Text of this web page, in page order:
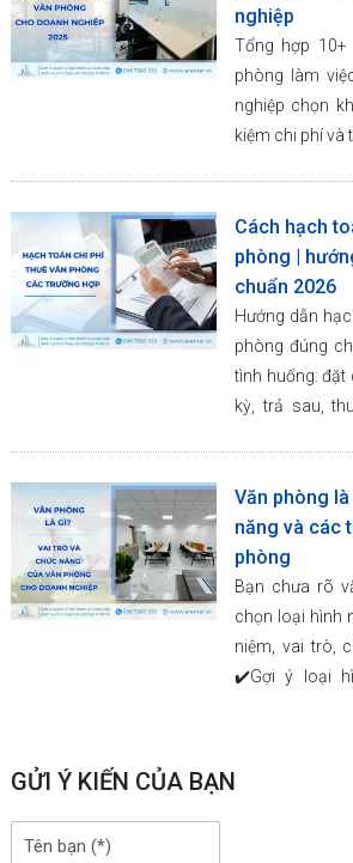
nghiệp
Tổng hợp 10+
phòng làm
nghiệp chọn
kiệm chi phí và
Cách hạch
phòng |
chuẩn 2026
Hướng dẫn
phòng đúng
tình huống: đặt
kỳ, trả sau,
Văn phòng
năng và các
phòng
Bạn chưa rõ
chọn loại hình
niệm, vai trò,
✔️Gợi ý loại
GỬI Ý KIẾN CỦA BẠN